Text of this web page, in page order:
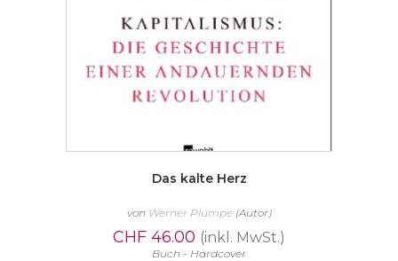
Das kalte Herz
von Werner Plumpe(Autor)
CHF 46.00 (inkl. MwSt.)
Buch - Hardcover